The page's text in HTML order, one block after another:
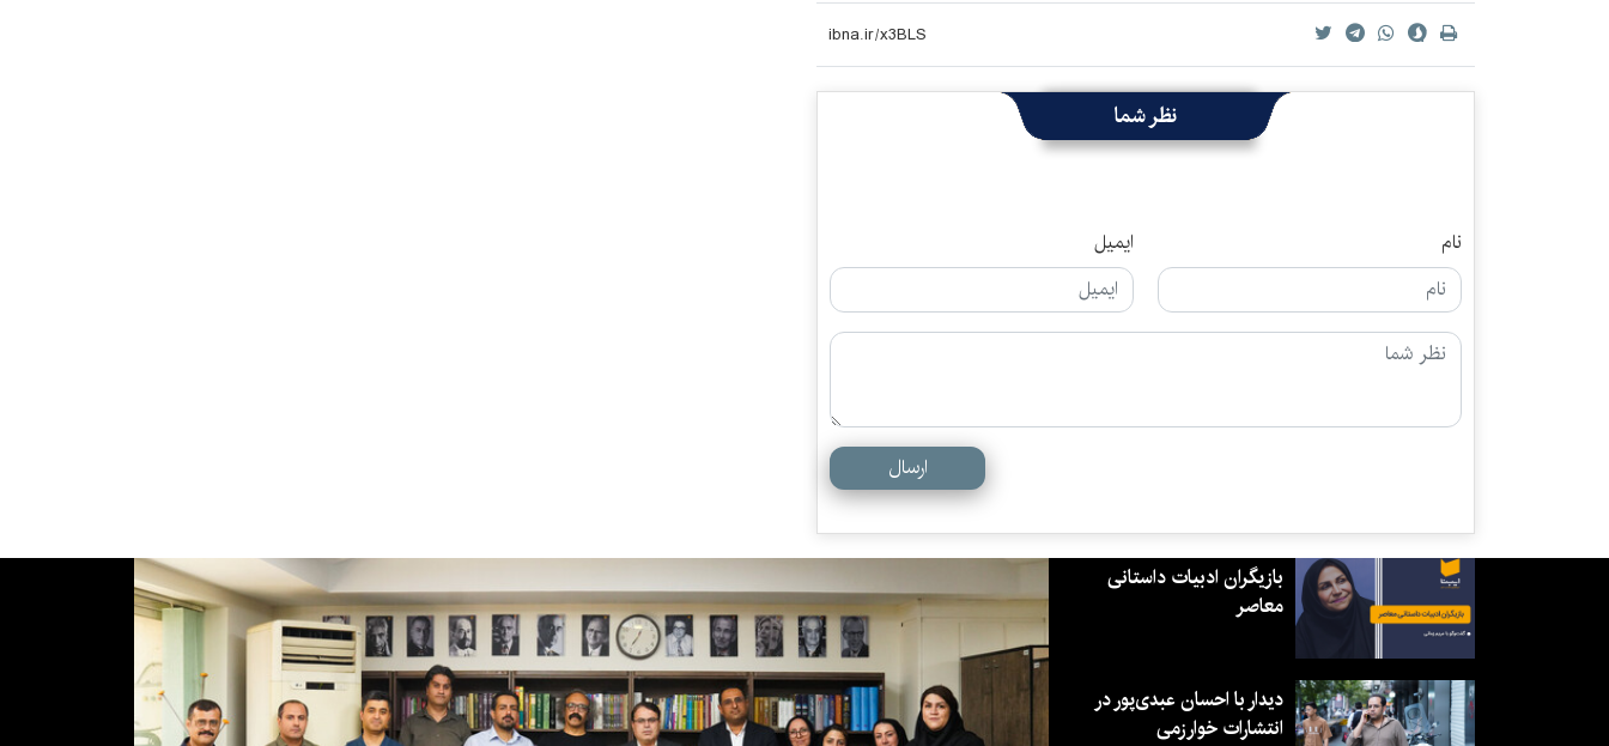
نظر شما
نام ایمیل
ارسال
بازیگران ادبیات داستانی
معاصر
دیدار با احسان عبدی‌پور در
انتشارات خوارزمی